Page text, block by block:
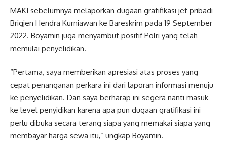
MAKI sebelumnya melaporkan dugaan gratifikasi jet pribadi
Brigjen Hendra Kurniawan ke Bareskrim pada 19 September
2022. Boyamin juga menyambut positif Polri yang telah
memulai penyelidikan.
“Pertama, saya memberikan apresiasi atas proses yang
cepat penanganan perkara ini dari laporan informasi menuju
ke penyelidikan. Dan saya berharap ini segera nanti masuk
ke level penyidikan karena apa pun dugaan gratifikasi ini
perlu dibuka secara terang siapa yang memakai siapa yang
membayar harga sewa itu,” ungkap Boyamin.